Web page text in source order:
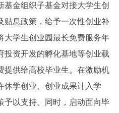
金组织子基金对接大学生创
贴息政策，给予一次性创业补
大学生创业园最长免费服务年
投资开发的孵化基地等创业载
提供给高校毕业生。在激励机
休学创业、创业成果计入学
予以支持。同时，启动面向毕